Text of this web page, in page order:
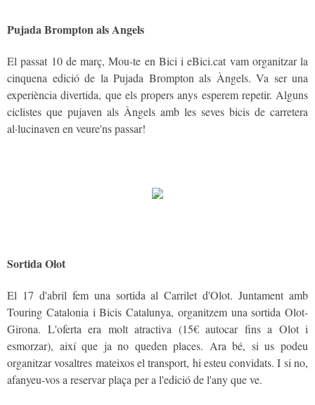
Pujada Brompton als Angels
El passat 10 de març, Mou-te en Bici i eBici.cat vam organitzar la
cinquena edició de la Pujada Brompton als Àngels. Va ser una
experiència divertida, que els propers anys esperem repetir. Alguns
ciclistes que pujaven als Àngels amb les seves bicis de carretera
al·lucinaven en veure'ns passar!
Sortida Olot
El 17 d'abril fem una sortida al Carrilet d'Olot. Juntament amb
Touring Catalonia i Bicis Catalunya, organitzem una sortida Olot-
Girona. L'oferta era molt atractiva (15€ autocar fins a Olot i
esmorzar), així que ja no queden places. Ara bé, si us podeu
organitzar vosaltres mateixos el transport, hi esteu convidats. I si no,
afanyeu-vos a reservar plaça per a l'edició de l'any que ve.